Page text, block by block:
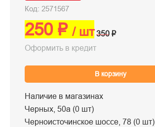
Код: 2571567
250 ₽ / шт 350 ₽
Оформить в кредит
В корзину
Наличие в магазинах
Черных, 50а (0 шт)
Черноисточинское шоссе, 78 (0 шт)